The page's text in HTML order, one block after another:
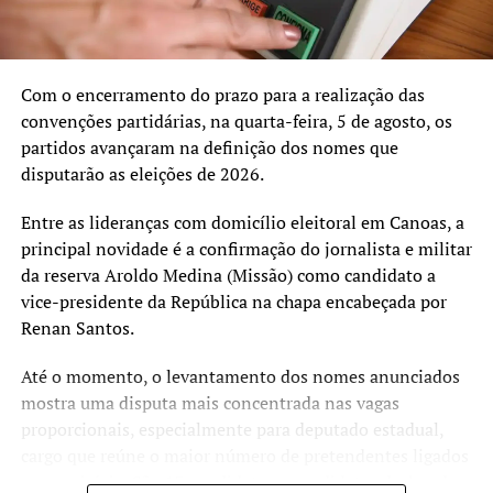
e orgulho para o partido. Com isso, temos a pretensão de
eleger cerca de 50 vereadores que vêm para o PL pela
prefeitos, entre prefeitos e vice-prefeitos”, afirmou.
Convite a pré-candidatos
canoense e, principalmente, pré-candidatos que não
tenham partido definido a procurarem a sede do PL
(Candido Machado, 385, Centro). “O PL tomou muito
cuidado para que não tenhamos dono, temos um sistema
cooperativista. Investiremos em cursos e todos terão
cadeiras garantidas no Legislativo municipal. Procure o
PL.”, finalizou.
Com o encerramento do prazo para a realização das
convenções partidárias, na quarta-feira, 5 de agosto, os
partidos avançaram na definição dos nomes que
disputarão as eleições de 2026.
Entre as lideranças com domicílio eleitoral em Canoas, a
principal novidade é a confirmação do jornalista e militar
da reserva Aroldo Medina (Missão) como candidato a
vice-presidente da República na chapa encabeçada por
Renan Santos.
Até o momento, o levantamento dos nomes anunciados
mostra uma disputa mais concentrada nas vagas
proporcionais, especialmente para deputado estadual,
ao município. São 13 candidatos e candidatas declarados